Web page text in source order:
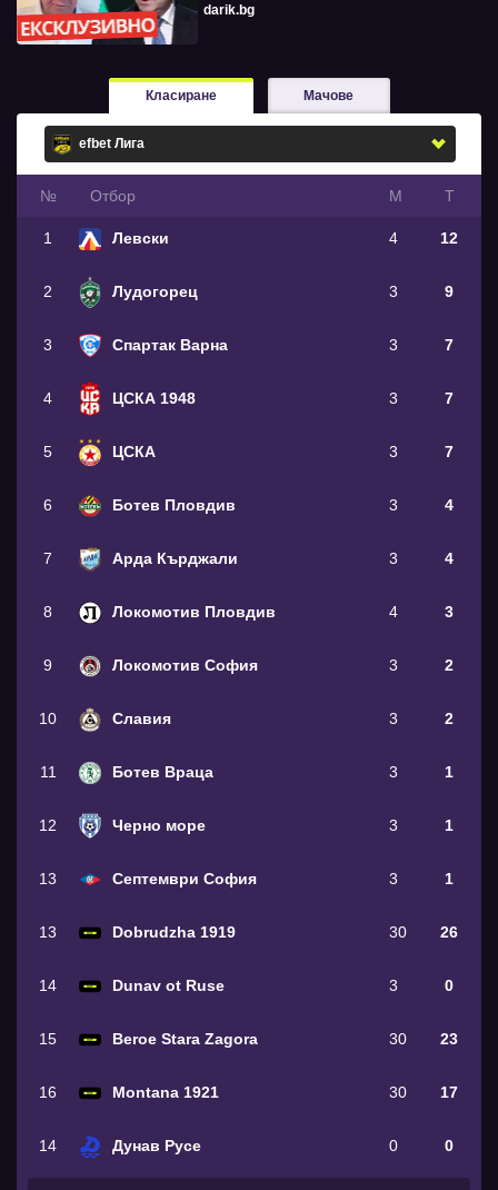
darik.bg
Класиране Мачове
№ Oтбор М Т
1 Левски 4 12
2 Лудогорец 3 9
3 Спартак Варна 3 7
4 ЦСКА 1948 3 7
5 ЦСКА 3 7
6 Ботев Пловдив 3 4
7 Арда Кърджали 3 4
8 Локомотив Пловдив 4 3
9 Локомотив София 3 2
10 Славия 3 2
11 Ботев Враца 3 1
12 Черно море 3 1
13 Септември София 3 1
13 Dobrudzha 1919 30 26
14 Dunav ot Ruse 3 0
15 Beroe Stara Zagora 30 23
16 Montana 1921 30 17
14 Дунав Русе 0 0